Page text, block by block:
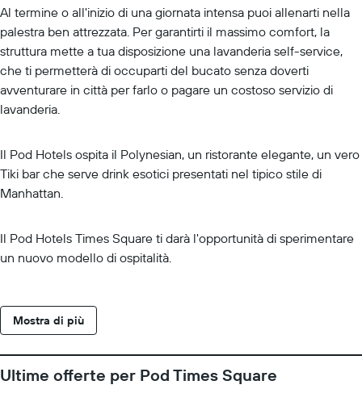
Al termine o all'inizio di una giornata intensa puoi allenarti nella
palestra ben attrezzata. Per garantirti il massimo comfort, la
struttura mette a tua disposizione una lavanderia self-service,
che ti permetterà di occuparti del bucato senza doverti
avventurare in città per farlo o pagare un costoso servizio di
lavanderia.
Il Pod Hotels ospita il Polynesian, un ristorante elegante, un vero
Tiki bar che serve drink esotici presentati nel tipico stile di
Manhattan.
Il Pod Hotels Times Square ti darà l'opportunità di sperimentare
un nuovo modello di ospitalità.
Mostra di più
Ultime offerte per Pod Times Square